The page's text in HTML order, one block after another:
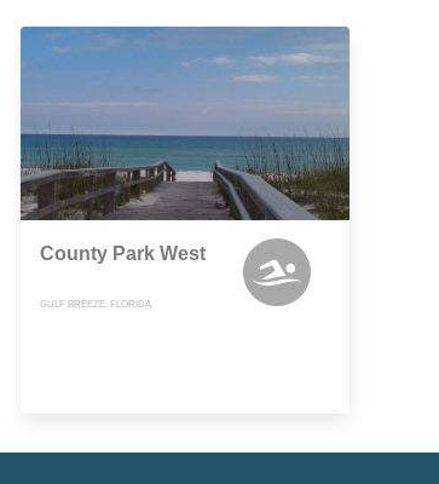
County Park West
GULF BREEZE, FLORIDA